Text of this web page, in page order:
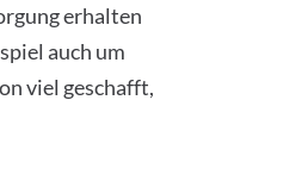
erhalten
auch um
viel geschafft,